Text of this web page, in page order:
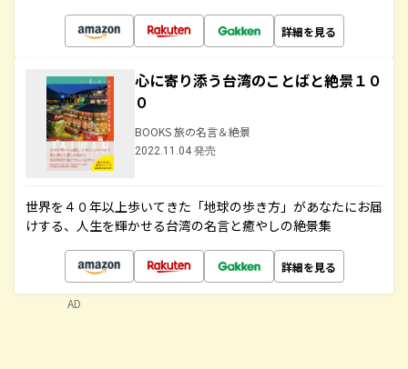
詳細を見る
心に寄り添う台湾のことばと絶景１０
０
BOOKS 旅の名言＆絶景
2022.11.04 発売
世界を４０年以上歩いてきた「地球の歩き方」があなたにお届
けする、人生を輝かせる台湾の名言と癒やしの絶景集
詳細を見る
AD